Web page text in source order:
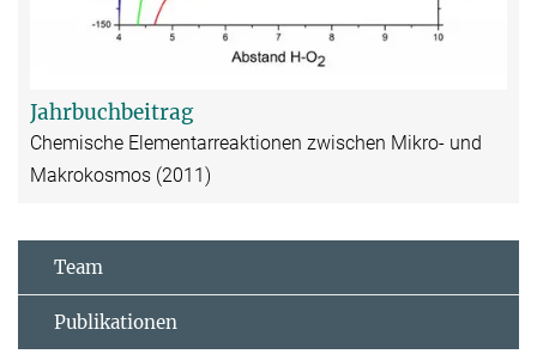
Jahrbuchbeitrag
Chemische Elementarreaktionen zwischen Mikro- und
Makrokosmos (2011)
Team
Publikationen